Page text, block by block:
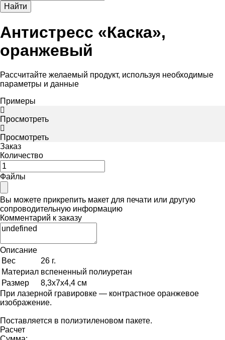
Найти
Антистресс «Каска»,
оранжевый
Рассчитайте желаемый продукт, используя необходимые
параметры и данные
Примеры
Просмотреть
Просмотреть
Заказ
Количество
Файлы
Вы можете прикрепить макет для печати или другую
сопроводительную информацию
Комментарий к заказу
Описание
Вес
26 г.
Материал вспененный полиуретан
Размер
8,3х7х4,4 см
При лазерной гравировке — контрастное оранжевое
изображение.
Поставляется в полиэтиленовом пакете.
Расчет